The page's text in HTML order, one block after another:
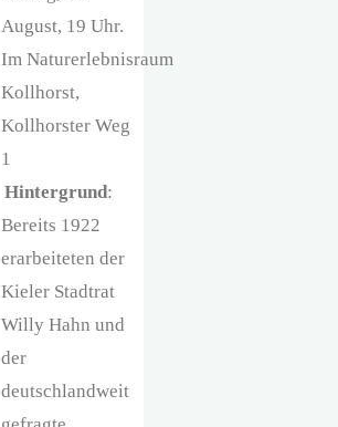
August, 19 Uhr.
Im Naturerlebnisraum
Kollhorst,
Kollhorster Weg
1
Hintergrund:
Bereits 1922
erarbeiteten der
Kieler Stadtrat
Willy Hahn und
der
deutschlandweit